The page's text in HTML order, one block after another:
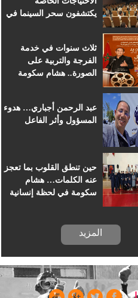
يكتشفون سحر السينما في
ثلاث سنوات في خدمة
الفرجة والتربية على
الصورة.. هشام سكومة
عبد الرحمن أجباري… هدوء
المسؤول وأثر الفاعل
حين تنطق القلوب بما تعجز
عنه الكلمات… هشام
سكومة في لحظة إنسانية
المزيد